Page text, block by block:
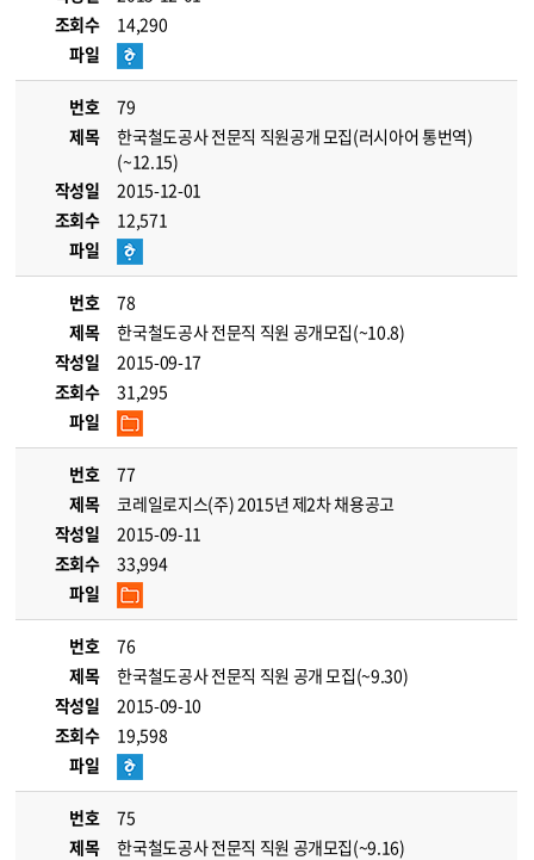
조회수
14,290
파일
번호
79
제목
한국철도공사 전문직 직원공개 모집(러시아어 통번역)
(~12.15)
작성일
2015-12-01
조회수
12,571
파일
번호
78
제목
한국철도공사 전문직 직원 공개모집(~10.8)
작성일
2015-09-17
조회수
31,295
파일
번호
77
제목
코레일로지스(주) 2015년 제2차 채용공고
작성일
2015-09-11
조회수
33,994
파일
번호
76
제목
한국철도공사 전문직 직원 공개 모집(~9.30)
작성일
2015-09-10
조회수
19,598
파일
번호
75
제목
한국철도공사 전문직 직원 공개모집(~9.16)